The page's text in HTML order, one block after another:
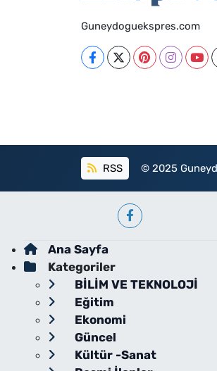
Guneydoguekspres.com
RSS © 2025
Ana Sayfa
Kategoriler
BİLİM VE TEKNOLOJİ
Eğitim
Ekonomi
Güncel
Kültür -Sanat